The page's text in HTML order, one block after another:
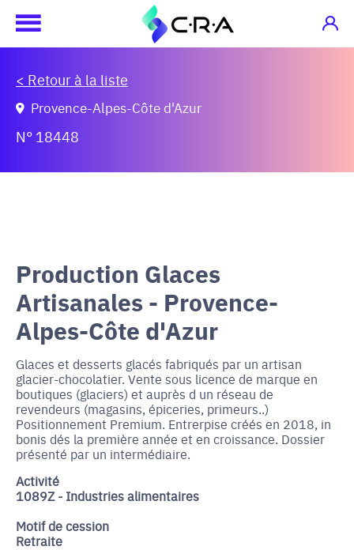
< Retour à la liste
N° 18448
Provence-Alpes-Côte d'Azur
Production Glaces
Artisanales - Provence-
Alpes-Côte d'Azur
Glaces et desserts glacés fabriqués par un artisan
glacier-chocolatier. Vente sous licence de marque en
boutiques (glaciers) et auprès d un réseau de
revendeurs (magasins, épiceries, primeurs..)
Positionnement Premium. Entrerpise créés en 2018, in
bonis dés la première année et en croissance. Dossier
présenté par un intermédiaire.
Activité
1089Z - Industries alimentaires
Motif de cession
Retraite